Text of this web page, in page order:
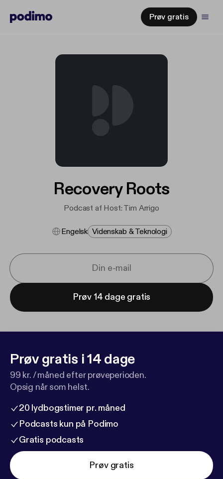
Prøv gratis
Recovery Roots
Podcast af Host: Tim Arrigo
Engelsk Videnskab & Teknologi
Prøv 14 dage gratis
Prøv gratis i 14 dage
99 kr. / måned efter prøveperioden.
Opsig når som helst.
20 lydbogstimer pr. måned
Podcasts kun på Podimo
Gratis podcasts
Prøv gratis